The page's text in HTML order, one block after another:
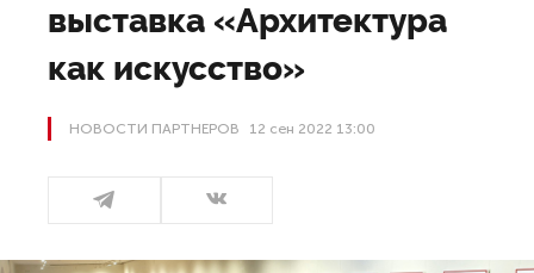
выставка «Архитектура
как искусство»
НОВОСТИ ПАРТНЕРОВ 12 сен 2022 13:00